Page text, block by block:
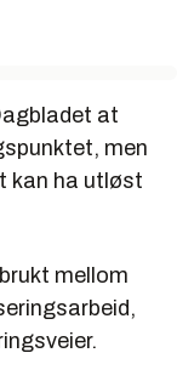
at
men
kan ha utløst
mellom